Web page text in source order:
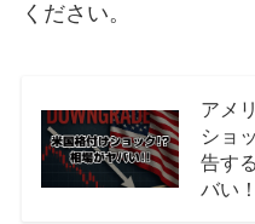
ください。
アメ
ショ
告す
バい